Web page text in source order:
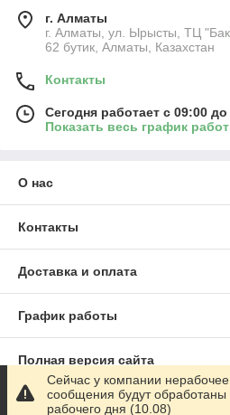
г. Алматы
г. Алматы, ул. Ырысты, ТЦ
62 бутик, Алматы, Казахстан
Контакты
Сегодня работает с 09:00
Показать весь график
О нас
Контакты
Доставка и оплата
График работы
Полная версия сайта
Сайт создан на маркетплейсе
Сейчас у компании
сообщения будут
рабочего дня (10.08)